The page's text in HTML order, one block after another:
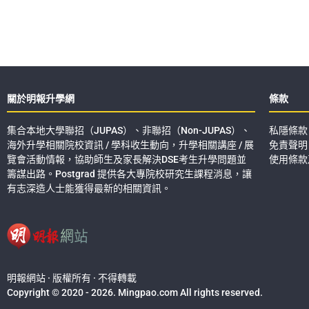
關於明報升學網
集合本地大學聯招（JUPAS）、非聯招（Non-JUPAS）、
海外升學相關院校資訊 / 學科收生動向，升學相關講座 / 展
覽會活動情報，協助師生及家長解決DSE考生升學問題並
籌謀出路。Postgrad 提供各大專院校研究生課程消息，讓
有志深造人士能獲得最新的相關資訊。
條款
私隱條款
免責聲明
使用條
明報網站 · 版權所有 · 不得轉載
Copyright © 2020 - 2026. Mingpao.com All rights reserved.